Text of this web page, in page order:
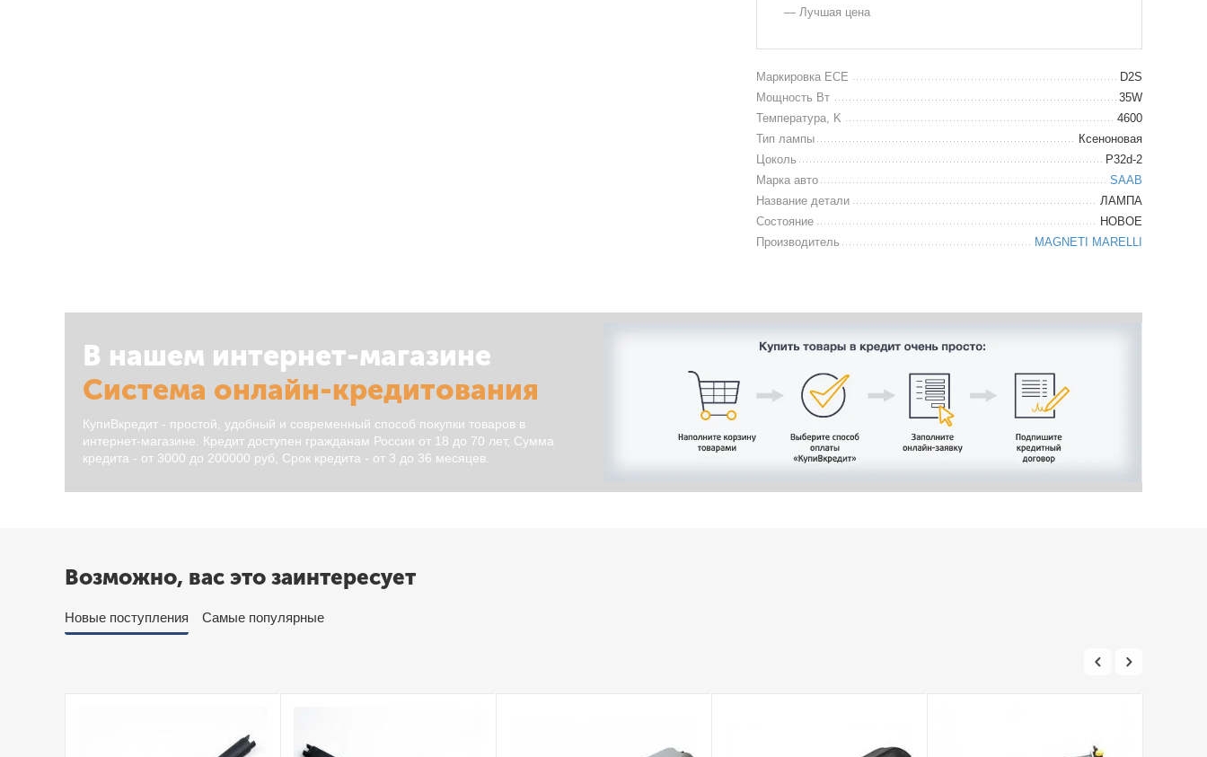
— Лучшая цена
Маркировка ECE
D2S
Мощность Вт
35W
Температура, K
4600
Тип лампы
Ксеноновая
Цоколь
P32d-2
Марка авто
SAAB
Название детали
ЛАМПА
Состояние
НОВОЕ
Производитель
MAGNETI MARELLI
В нашем интернет-магазине
Система онлайн-кредитования
КупиВкредит - простой, удобный и современный способ покупки товаров в
интернет-магазине. Кредит доступен гражданам России от 18 до 70 лет, Сумма
кредита - от 3000 до 200000 руб, Срок кредита - от 3 до 36 месяцев.
Возможно, вас это заинтересует
Новые поступления Самые популярные